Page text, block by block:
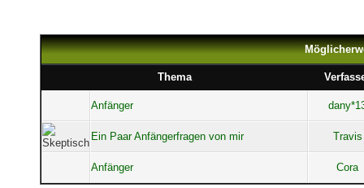
Thema
Anfänger
Ein Paar Anfängerfragen von mir Travis
Anfänger Cora